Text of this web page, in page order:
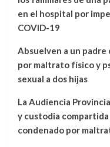
en el hospital por
COVID-19
Absuelven a un padre
por maltrato físico y
sexual a dos hijas
La Audiencia
y custodia
condenado por